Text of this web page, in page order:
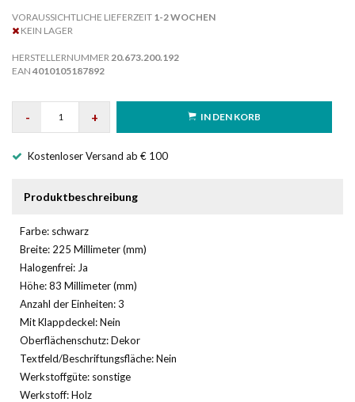
VORAUSSICHTLICHE LIEFERZEIT 1-2 WOCHEN
KEIN LAGER
HERSTELLERNUMMER 20.673.200.192
EAN 4010105187892
- + IN DEN KORB
Kostenloser Versand ab € 100
Produktbeschreibung
Farbe: schwarz
Breite: 225 Millimeter (mm)
Halogenfrei: Ja
Höhe: 83 Millimeter (mm)
Anzahl der Einheiten: 3
Mit Klappdeckel: Nein
Oberflächenschutz: Dekor
Textfeld/Beschriftungsfläche: Nein
Werkstoffgüte: sonstige
Werkstoff: Holz